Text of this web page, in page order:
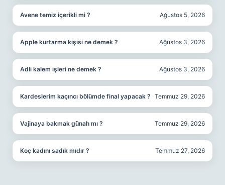
Avene temiz içerikli mi ? Ağustos 5, 2026
Apple kurtarma kişisi ne demek ? Ağustos 3, 2026
Adli kalem işleri ne demek ? Ağustos 3, 2026
Kardeslerim kaçıncı bölümde final yapacak ? Temmuz 29, 2026
Vajinaya bakmak günah mı ? Temmuz 29, 2026
Koç kadını sadık mıdır ? Temmuz 27, 2026